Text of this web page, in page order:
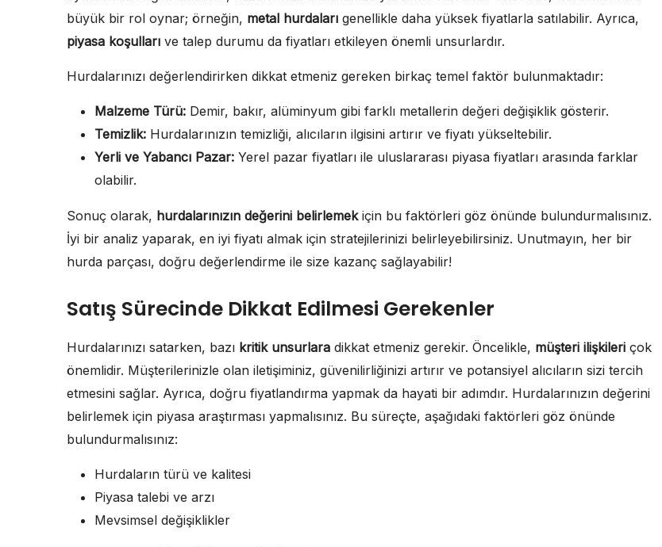
büyük bir rol oynar; örneğin, metal hurdaları genellikle daha yüksek fiyatlarla satılabilir. Ayrıca,
piyasa koşulları ve talep durumu da fiyatları etkileyen önemli unsurlardır.
Hurdalarınızı değerlendirirken dikkat etmeniz gereken birkaç temel faktör bulunmaktadır:
Malzeme Türü: Demir, bakır, alüminyum gibi farklı metallerin değeri değişiklik gösterir.
Temizlik: Hurdalarınızın temizliği, alıcıların ilgisini artırır ve fiyatı yükseltebilir.
Yerli ve Yabancı Pazar: Yerel pazar fiyatları ile uluslararası piyasa fiyatları arasında farklar
olabilir.
Sonuç olarak, hurdalarınızın değerini belirlemekiçin bu faktörleri göz önünde bulundurmalısınız.
İyi bir analiz yaparak, en iyi fiyatı almak için stratejilerinizi belirleyebilirsiniz. Unutmayın, her bir
hurda parçası, doğru değerlendirme ile size kazanç sağlayabilir!
Satış Sürecinde Dikkat Edilmesi Gerekenler
Hurdalarınızı satarken, bazı kritik unsurlara dikkat etmeniz gerekir. Öncelikle, müşteri ilişkileri çok
önemlidir. Müşterilerinizle olan iletişiminiz, güvenilirliğinizi artırır ve potansiyel alıcıların sizi tercih
etmesini sağlar. Ayrıca, doğru fiyatlandırma yapmak da hayati bir adımdır. Hurdalarınızın değerini
belirlemek için piyasa araştırması yapmalısınız. Bu süreçte, aşağıdaki faktörleri göz önünde
bulundurmalısınız:
Hurdaların türü ve kalitesi
Piyasa talebi ve arzı
Mevsimsel değişiklikler